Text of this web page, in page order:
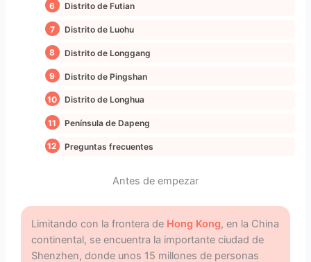
Distrito de Futian
Distrito de Luohu
Distrito de Longgang
Distrito de Pingshan
Distrito de Longhua
Península de Dapeng
Preguntas frecuentes
Antes de empezar
Limitando con la frontera de Hong Kong, en la China
continental, se encuentra la importante ciudad de
Shenzhen, donde unos 15 millones de personas